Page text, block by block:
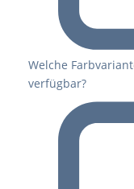
Welche
verfügbar?